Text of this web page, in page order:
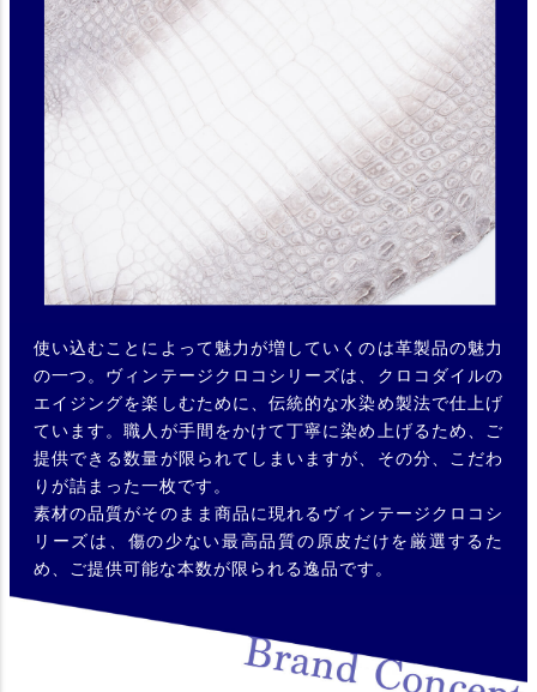
使い込むことによって魅力が増していくのは革製品の魅力
の一つ。ヴィンテージクロコシリーズは、クロコダイルの
エイジングを楽しむために、伝統的な水染め製法で仕上げ
ています。職人が手間をかけて丁寧に染め上げるため、ご
提供できる数量が限られてしまいますが、その分、こだわ
りが詰まった一枚です。
素材の品質がそのまま商品に現れるヴィンテージクロコシ
リーズは、傷の少ない最高品質の原皮だけを厳選するた
め、ご提供可能な本数が限られる逸品です。